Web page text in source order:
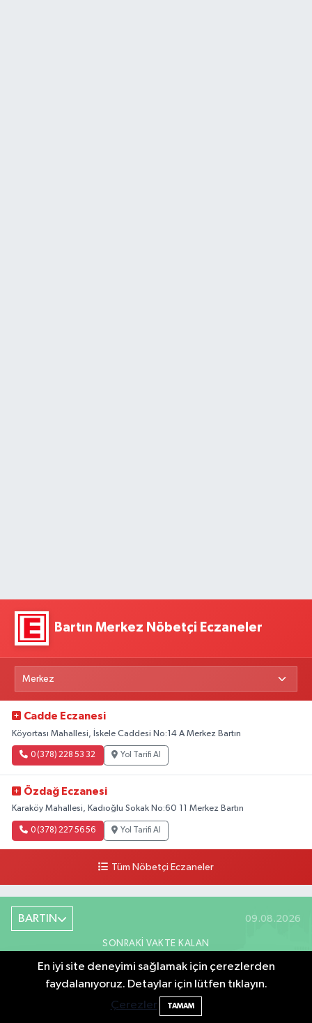
Bartın Merkez Nöbetçi Eczaneler
Cadde Eczanesi
Köyortası Mahallesi, İskele Caddesi No:14 A Merkez Bartın
0 (378) 228 53 32 Yol Tarifi Al
Özdağ Eczanesi
Karaköy Mahallesi, Kadıoğlu Sokak No:60 11 Merkez Bartın
0 (378) 227 56 56 Yol Tarifi Al
Tüm Nöbetçi Eczaneler
BARTIN 09.08.2026
SONRAKI VAKTE KALAN
01:55:28
Öğle Namazı
En iyi site deneyimi sağlamak için çerezlerden
faydalanıyoruz. Detaylar için lütfen tıklayın.
Çerezler
TAMAM
Bartın'da nem oranı yüzde 100'e ulaştı